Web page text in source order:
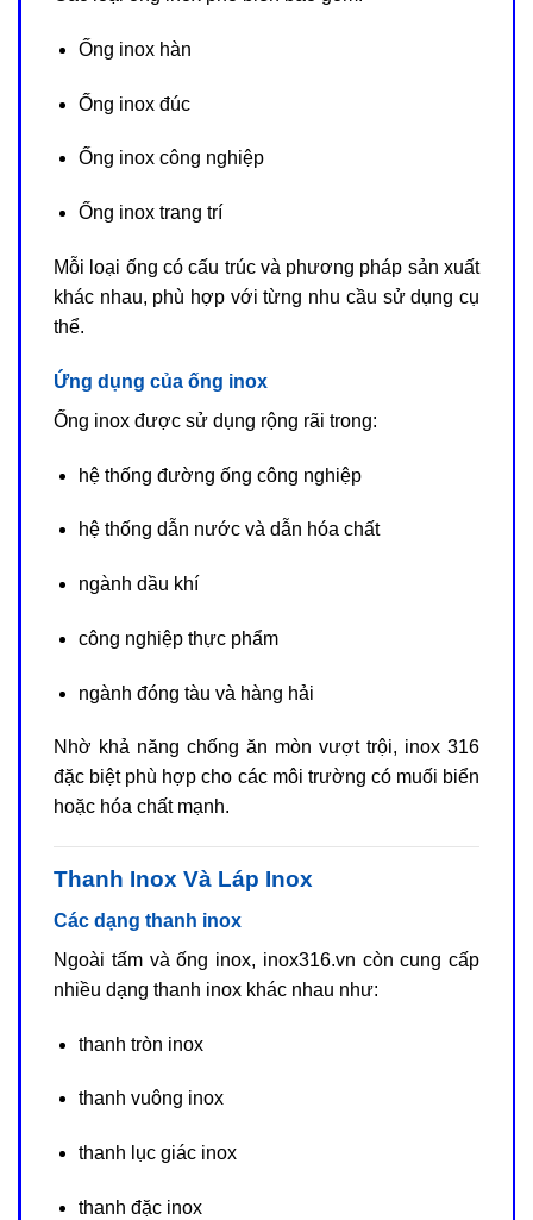
Ống inox hàn
Ống inox đúc
Ống inox công nghiệp
Ống inox trang trí
Mỗi loại ống có cấu trúc và phương pháp sản xuất
khác nhau, phù hợp với từng nhu cầu sử dụng cụ
thể.
Ứng dụng của ống inox
Ống inox được sử dụng rộng rãi trong:
hệ thống đường ống công nghiệp
hệ thống dẫn nước và dẫn hóa chất
ngành dầu khí
công nghiệp thực phẩm
ngành đóng tàu và hàng hải
Nhờ khả năng chống ăn mòn vượt trội, inox 316
đặc biệt phù hợp cho các môi trường có muối biển
hoặc hóa chất mạnh.
Thanh Inox Và Láp Inox
Các dạng thanh inox
Ngoài tấm và ống inox, inox316.vn còn cung cấp
nhiều dạng thanh inox khác nhau như:
thanh tròn inox
thanh vuông inox
thanh lục giác inox
thanh đặc inox